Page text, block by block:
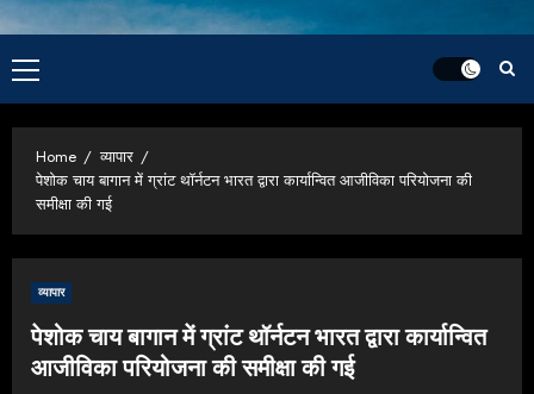
Primary
Menu
Home
व्यापार
पेशोक चाय बागान में ग्रांट थॉर्नटन भारत द्वारा कार्यान्वित आजीविका परियोजना की
समीक्षा की गई
व्यापार
पेशोक चाय बागान में ग्रांट थॉर्नटन भारत द्वारा कार्यान्वित
आजीविका परियोजना की समीक्षा की गई